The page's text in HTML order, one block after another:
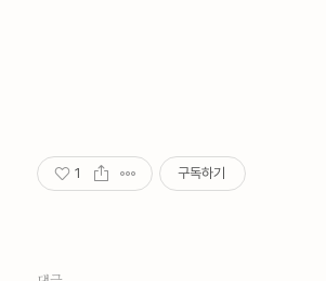
1 구독하기